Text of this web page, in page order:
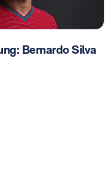
Bernardo Silva